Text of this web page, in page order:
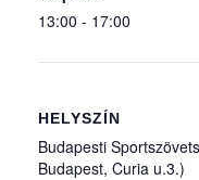
13:00 - 17:00
HELYSZÍN
Budapesti
Budapest, Curia u.3.)